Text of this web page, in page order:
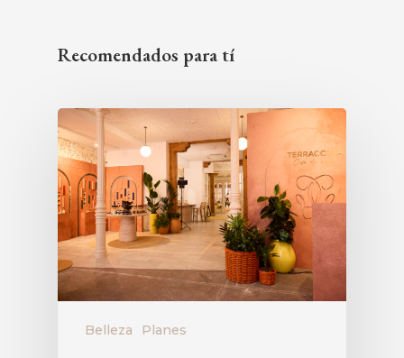
Recomendados para tí
Belleza Planes